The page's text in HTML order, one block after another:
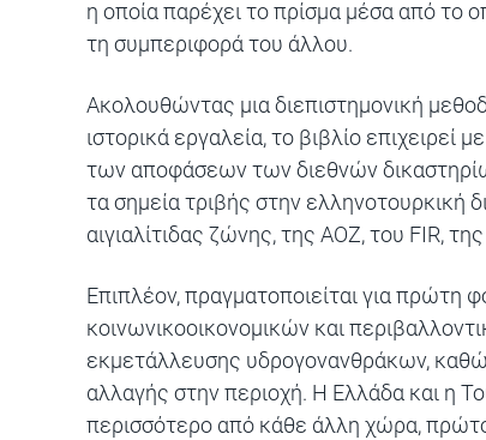
η οποία παρέχει το πρίσμα μέσα από το
τη συμπεριφορά του άλλου.
Ακολουθώντας μια διεπιστημονική
ιστορικά εργαλεία, το βιβλίο
των αποφάσεων των διεθνών
τα σημεία τριβής στην ελληνοτουρκική
αιγιαλίτιδας ζώνης, της ΑΟΖ, του FIR,
Επιπλέον, πραγματοποιείται για πρώτη
κοινωνικοοικονομικών και
εκμετάλλευσης υδρογονανθράκων,
αλλαγής στην περιοχή. Η Ελλάδα και η
περισσότερο από κάθε άλλη χώρα,